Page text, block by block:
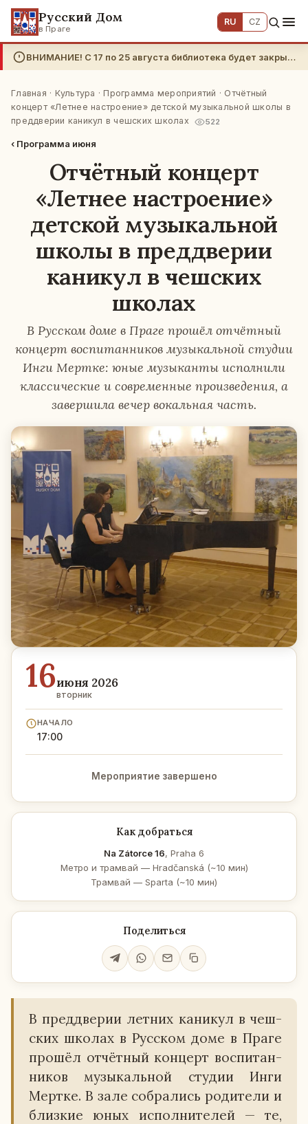
Русский Дом
в Праге
RU CZ
ВНИМАНИЕ! С 17 по 25 августа библиотека будет закрыта. Благодарим за понимание.
Главная · Культура · Программа мероприятий · Отчётный
концерт «Летнее настроение» детской музыкальной школы в
преддверии каникул в чешских школах
522
‹ Программа июня
Отчётный концерт
«Летнее настроение»
детской музыкальной
школы в преддверии
каникул в чешских
школах
В Русском доме в Праге прошёл отчётный
концерт воспитанников музыкальной студии
Инги Мертке: юные музыканты исполнили
классические и современные произведения, а
завершила вечер вокальная часть.
16июня 2026
вторник
НАЧАЛО
17:00
Мероприятие завершено
Как добраться
Na Zátorce 16, Praha 6
Метро и трамвай — Hradčanská (~10 мин)
Трамвай — Sparta (~10 мин)
Поделиться
В пред­две­рии летних ка­ни­кул в чеш­
ских школах в Рус­ском доме в Праге
прошёл от­чёт­ный кон­церт вос­пи­тан­
ни­ков му­зы­каль­ной студии Инги
Мертке. В зале со­бра­лись ро­ди­те­ли и
близ­кие юных ис­пол­ни­те­лей — те,